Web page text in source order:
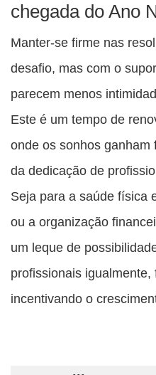
chegada do Ano
Manter-se firme nas
desafio, mas com o
parecem menos
Este é um tempo de
onde os sonhos
da dedicação de
Seja para a saúde física
ou a organização
um leque de
profissionais
incentivando o